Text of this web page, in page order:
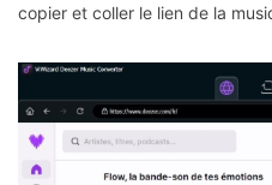
copier et coller le lien de la